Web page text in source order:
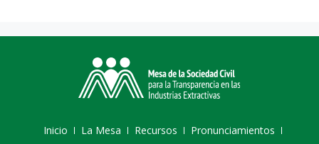
Inicio La Mesa Recursos Pronunciamientos